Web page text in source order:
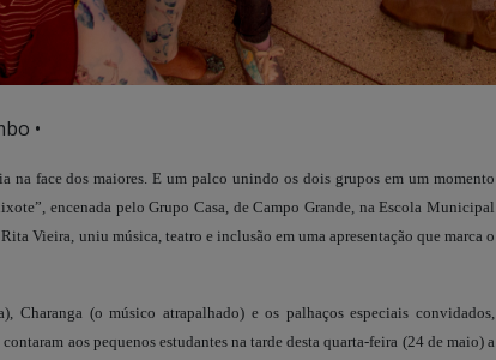
•
na face dos maiores. E um palco unindo os dois grupos em um momento
encenada pelo Grupo Casa, de Campo Grande, na Escola Municipal
Vieira, uniu música, teatro e inclusão em uma apresentação que marca o
Charanga (o músico atrapalhado) e os palhaços especiais convidados,
aos pequenos estudantes na tarde desta quarta-feira (24 de maio) a